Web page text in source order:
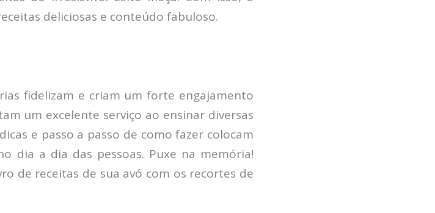
CONTATO
deliciosas e conteúdo fabuloso.
fidelizam e criam um forte engajamento
um excelente serviço ao ensinar diversas
e passo a passo de como fazer colocam
dia a dia das pessoas. Puxe na memória!
de receitas de sua avó com os recortes de